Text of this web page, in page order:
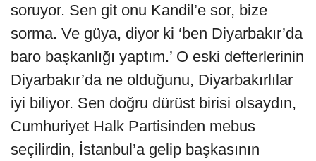
soruyor. Sen git onu Kandil’e sor, bize
sorma. Ve güya, diyor ki ‘ben Diyarbakır’da
baro başkanlığı yaptım.’ O eski defterlerinin
Diyarbakır’da ne olduğunu, Diyarbakırlılar
iyi biliyor. Sen doğru dürüst birisi olsaydın,
Cumhuriyet Halk Partisinden mebus
seçilirdin, İstanbul’a gelip başkasının